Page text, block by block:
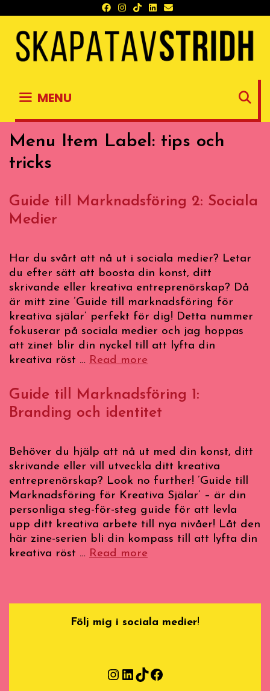
content
MENU
Menu Item Label: tips och
tricks
Guide till Marknadsföring 2: Sociala
Medier
Har du svårt att nå ut i sociala medier? Letar
du efter sätt att boosta din konst, ditt
skrivande eller kreativa entreprenörskap? Då
är mitt zine ’Guide till marknadsföring för
kreativa själar’ perfekt för dig! Detta nummer
fokuserar på sociala medier och jag hoppas
att zinet blir din nyckel till att lyfta din
kreativa röst … Read more
Marknadsföring
Sociala
Guide till Marknadsföring 1:
Branding och identitet
Behöver du hjälp att nå ut med din konst, ditt
skrivande eller vill utveckla ditt kreativa
entreprenörskap? Look no further! ’Guide till
Marknadsföring för Kreativa Själar’ – är din
personliga steg-för-steg guide för att levla
upp ditt kreativa arbete till nya nivåer! Låt den
här zine-serien bli din kompass till att lyfta din
kreativa röst … Read more
och
Följ mig i sociala medier!
Instagram
LinkedIn
TikTokFacebook